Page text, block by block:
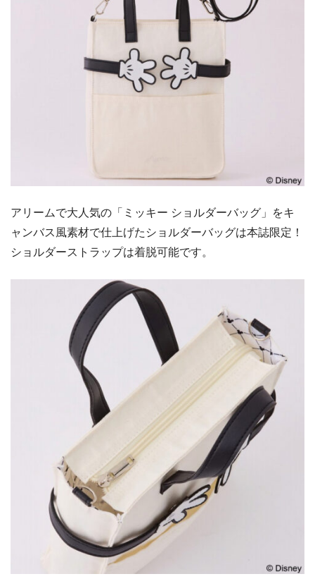
アリームで大人気の「ミッキー ショルダーバッグ」をキ
ャンバス風素材で仕上げたショルダーバッグは本誌限定！
ショルダーストラップは着脱可能です。